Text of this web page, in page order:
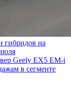
гибридов на
Geely EX5 EM-i
в сегменте